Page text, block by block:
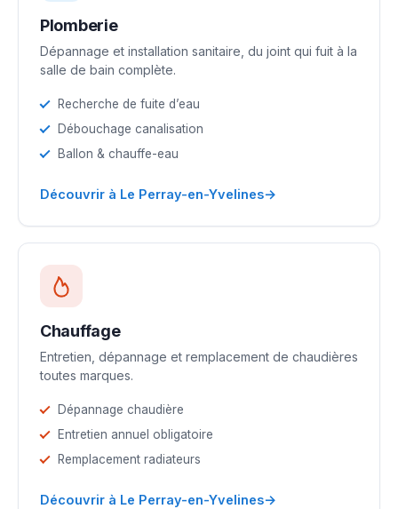
Plomberie
Dépannage et installation sanitaire, du joint qui fuit à la
salle de bain complète.
Recherche de fuite d’eau
Débouchage canalisation
Ballon & chauffe-eau
Découvrir à Le Perray-en-Yvelines→
Chauffage
Entretien, dépannage et remplacement de chaudières
toutes marques.
Dépannage chaudière
Entretien annuel obligatoire
Remplacement radiateurs
Découvrir à Le Perray-en-Yvelines→